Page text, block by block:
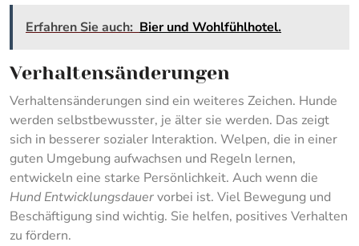
Erfahren Sie auch: Bier und Wohlfühlhotel.
Verhaltensänderungen
Verhaltensänderungen sind ein weiteres Zeichen. Hunde
werden selbstbewusster, je älter sie werden. Das zeigt
sich in besserer sozialer Interaktion. Welpen, die in einer
guten Umgebung aufwachsen und Regeln lernen,
entwickeln eine starke Persönlichkeit. Auch wenn die
Hund Entwicklungsdauervorbei ist. Viel Bewegung und
Beschäftigung sind wichtig. Sie helfen, positives Verhalten
zu fördern.